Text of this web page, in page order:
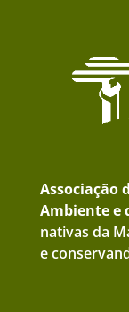
Associação
Ambiente e
nativas da
e